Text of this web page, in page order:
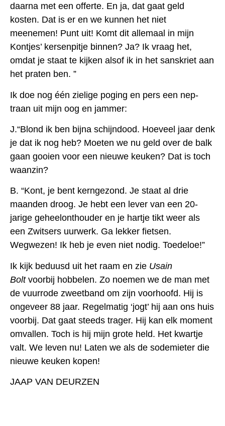
daarna met een offerte. En ja, dat gaat geld
kosten. Dat is er en we kunnen het niet
meenemen! Punt uit! Komt dit allemaal in mijn
Kontjes’ kersenpitje binnen? Ja? Ik vraag het,
omdat je staat te kijken alsof ik in het sanskriet aan
het praten ben. ”
Ik doe nog één zielige poging en pers een nep-
traan uit mijn oog en jammer:
J.“Blond ik ben bijna schijndood. Hoeveel jaar denk
je dat ik nog heb? Moeten we nu geld over de balk
gaan gooien voor een nieuwe keuken? Dat is toch
waanzin?
B. “Kont, je bent kerngezond. Je staat al drie
maanden droog. Je hebt een lever van een 20-
jarige geheelonthouder en je hartje tikt weer als
een Zwitsers uurwerk. Ga lekker fietsen.
Wegwezen! Ik heb je even niet nodig. Toedeloe!”
Ik kijk beduusd uit het raam en zie Usain
Boltvoorbij hobbelen. Zo noemen we de man met
de vuurrode zweetband om zijn voorhoofd. Hij is
ongeveer 88 jaar. Regelmatig ‘jogt’ hij aan ons huis
voorbij. Dat gaat steeds trager. Hij kan elk moment
omvallen. Toch is hij mijn grote held. Het kwartje
valt. We leven nu! Laten we als de sodemieter die
nieuwe keuken kopen!
JAAP VAN DEURZEN